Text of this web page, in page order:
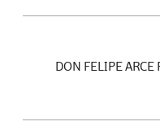
DON FELIPE ARCE